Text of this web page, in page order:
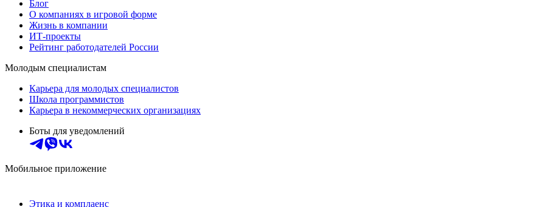
Блог
О компаниях в игровой форме
Жизнь в компании
ИТ-проекты
Рейтинг работодателей России
Молодым специалистам
Карьера для молодых специалистов
Школа программистов
Карьера в некоммерческих организациях
Боты для уведомлений
Мобильное приложение
Этика и комплаенс